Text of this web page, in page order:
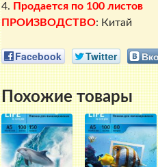
4. Продается по 100 листов
ПРОИЗВОДСТВО: Китай
Facebook Twitter
Похожие товары